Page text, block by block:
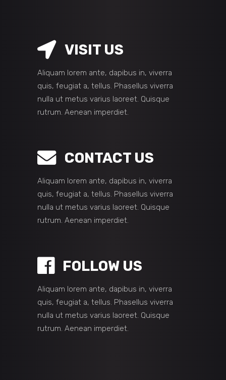
VISIT US
Aliquam lorem ante, dapibus in, viverra
quis, feugiat a, tellus. Phasellus viverra
nulla ut metus varius laoreet. Quisque
rutrum. Aenean imperdiet.
CONTACT US
Aliquam lorem ante, dapibus in, viverra
quis, feugiat a, tellus. Phasellus viverra
nulla ut metus varius laoreet. Quisque
rutrum. Aenean imperdiet.
FOLLOW US
Aliquam lorem ante, dapibus in, viverra
quis, feugiat a, tellus. Phasellus viverra
nulla ut metus varius laoreet. Quisque
rutrum. Aenean imperdiet.